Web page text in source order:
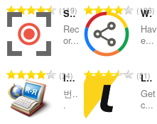
총
등
급
119
총
등
급
193
Screen Recorder
Rec
or...
총
등
급
34
WebRTC Control
Hav
e...
총
등
급
51
ImTranslator: Translator, Dictionary, TTS
번..
.
LetyShops
Get
c...